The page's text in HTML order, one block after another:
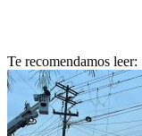
Te recomendamos leer: